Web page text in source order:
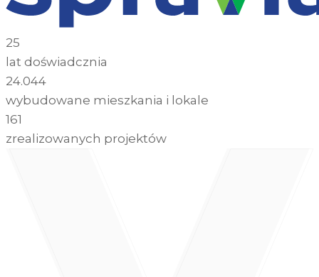
25
lat doświadcznia
24.044
wybudowane mieszkania i lokale
161
zrealizowanych projektów